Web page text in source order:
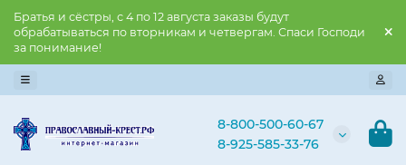
Братья и сёстры, с 4 по 12 августа заказы будут
обрабатываться по вторникам и четвергам. Спаси Господи
за понимание!
8-800-500-60-67
8-925-585-33-76